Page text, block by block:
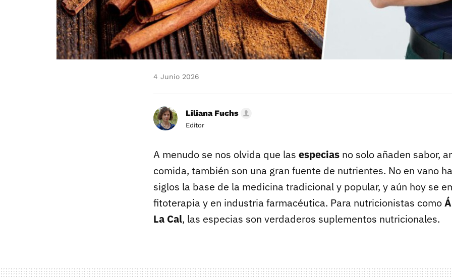
4 Junio 2026
Liliana Fuchs
Editor
A menudo se nos olvida que las especias no solo añaden sabor,
comida, también son una gran fuente de nutrientes. No en vano
siglos la base de la medicina tradicional y popular, y aún hoy se
fitoterapia y en industria farmacéutica. Para nutricionistas como
La Cal, las especias son verdaderos suplementos nutricionales.